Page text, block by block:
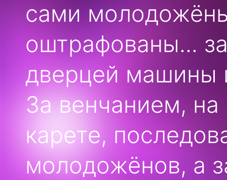
сами
оштрафованы...
дверцей машины
За венчанием, на
карете,
молодожёнов, а